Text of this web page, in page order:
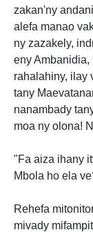
zakan'ny
alefa manao
ny zazakely,
eny
rahalahiny, ilay
tany
nanambady
moa ny olona!
"Fa aiza ihany
Mbola ho ela
Rehefa
mivady